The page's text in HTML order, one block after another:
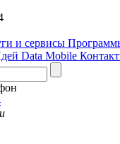
и сервисы
Data Mobile